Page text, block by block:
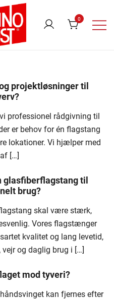
0
projektløsninger til
professionel rådgivning til
er behov for én flagstang
lokationer. Vi hjælper med
[…]
glasfiberflagstang til
brug?
skal være stærk,
Vores flagstænger
kvalitet og lang levetid,
og daglig brug i […]
mod tyveri?
kan fjernes efter